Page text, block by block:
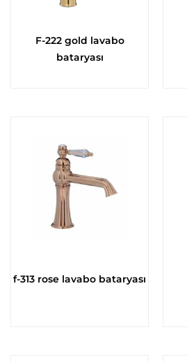
F-222 gold lavabo
bataryası
f-313 rose lavabo bataryası